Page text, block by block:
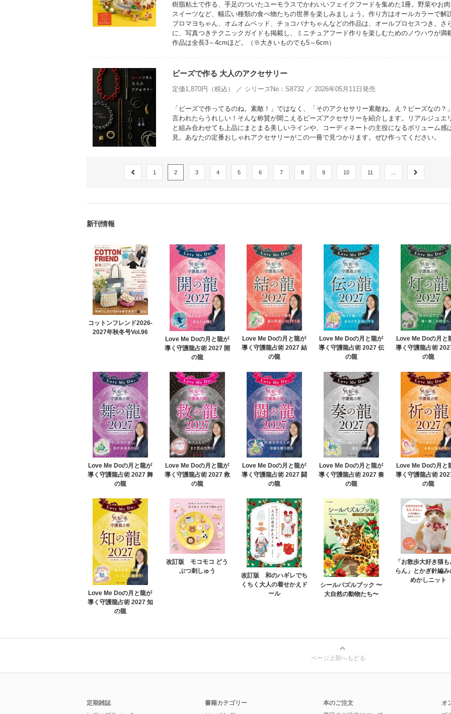
樹脂粘土で作る、手足のついたユーモラスでかわいいフェイクフードを集めた1冊。野菜やお肉
スイーツなど、幅広い種類の食べ物たちの世界を楽しみましょう。作り方はオールカラーで解
ブロマヨちゃん、オムオムベッド、チョコバナちゃんなどの作品は、オールプロセスつき。さ
に、写真つきテクニックガイドも掲載し、ミニチュアフード作りを楽しむためのノウハウが満
作品は全長3～4cmほど。（※大きいものでも5～6cm）
ビーズで作る 大人のアクセサリー
定価1,870円（税込） ／ シリーズNo：S8732 ／ 2026年05月11日発売
「ビーズで作ってるのね。素敵！」ではなく、「そのアクセサリー素敵ね。え？ビーズなの？
言われたらうれしい！そんな称賛が聞こえるビーズアクセサリーを紹介します。リアルジュエ
と組み合わせても上品にまとまる美しいラインや、コーディネートの主役になるボリューム感
見。あなたの定番おしゃれアクセサリーがこの一冊で見つかります。ぜひ作ってください。
1 2 3 4 5 6 7 8 9 10 11
新刊情報
コットンフレンド2026-
2027年秋冬号Vol.96
Love Me Doの月と龍が
導く守護龍占術 2027 開
の龍
Love Me Doの月と龍が
導く守護龍占術 2027 結
の龍
Love Me Doの月と龍が
導く守護龍占術 2027 伝
の龍
Love Me Doの月と
導く守護龍占術
の龍
Love Me Doの月と龍が
導く守護龍占術 2027 舞
の龍
Love Me Doの月と龍が
導く守護龍占術 2027 救
の龍
Love Me Doの月と龍が
導く守護龍占術 2027 闘
の龍
Love Me Doの月と龍が
導く守護龍占術 2027 奏
の龍
Love Me Doの月と
導く守護龍占術
の龍
Love Me Doの月と龍が
導く守護龍占術 2027 知
の龍
改訂版 モコモコ どう
ぶつ刺しゅう
改訂版 和のハギレでち
くちく大人の着せかえド
ール
シールパズルブック 〜
大自然の動物たち〜
「お散歩大好き猫
らん」とかぎ針編み
めかしニット
ページ上部へもどる
定期雑誌
書籍カテゴリー
本のご注文
オ